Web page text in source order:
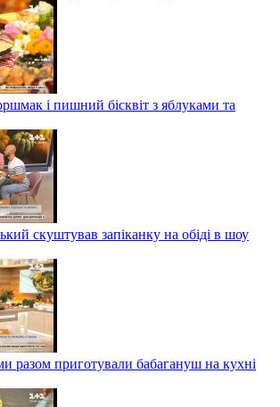
і пишний бісквіт з яблуками та
скуштував запіканку на обіді в шоу
разом приготували бабагануш на кухні